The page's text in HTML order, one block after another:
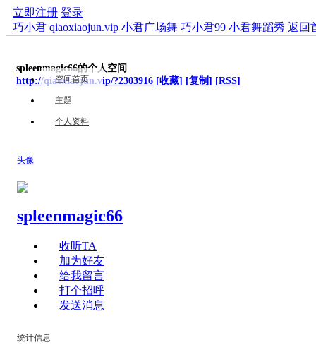
立即注册 登录
巧小君 qiaoxiaojun.vip 小君广场舞 巧小君99 小君舞蹈秀 返回
spleenmagic66的个人空间
http://qiaoxiaojun.vip/?2303916 [收藏] [复制] [RSS]
空间首页
主题
个人资料
头像
spleenmagic66
收听TA
加为好友
给我留言
打个招呼
发送消息
统计信息